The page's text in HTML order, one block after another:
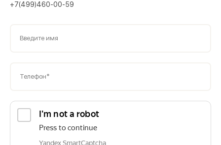
+7(499)460-00-59
Введите имя
Телефон*